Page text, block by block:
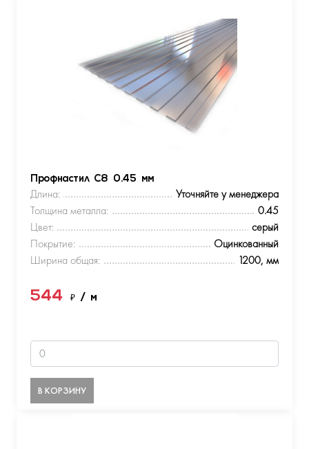
Профнастил С8 0.45 мм
Длина:
Уточняйте у менеджера
Толщина металла:
0.45
Цвет:
серый
Покрытие:
Оцинкованный
Ширина общая:
1200, мм
544 ₽ / м
В КОРЗИНУ